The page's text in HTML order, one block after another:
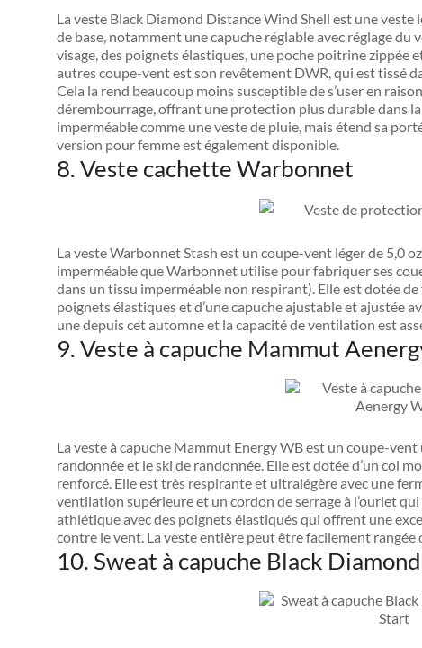
La veste Black Diamond Distance Wind Shell est une
de base, notamment une capuche réglable avec réglage
visage, des poignets élastiques, une poche poitrine zippée
autres coupe-vent est son revêtement DWR, qui est tissé
Cela la rend beaucoup moins susceptible de s’user en
dérembourrage, offrant une protection plus durable dans
imperméable comme une veste de pluie, mais étend sa
version pour femme est également disponible.
8. Veste cachette Warbonnet
La veste Warbonnet Stash est un coupe-vent léger de 5,0
imperméable que Warbonnet utilise pour fabriquer ses
dans un tissu imperméable non respirant). Elle est dotée
poignets élastiques et d’une capuche ajustable et ajustée
une depuis cet automne et la capacité de ventilation est
9. Veste à capuche Mammut
La veste à capuche Mammut Energy WB est un coupe-
randonnée et le ski de randonnée. Elle est dotée d’un col
renforcé. Elle est très respirante et ultralégère avec une
ventilation supérieure et un cordon de serrage à l’ourlet
athlétique avec des poignets élastiqués qui offrent une
contre le vent. La veste entière peut être facilement rangée
10. Sweat à capuche Black